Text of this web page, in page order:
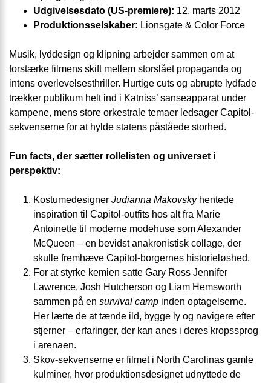
Udgivelsesdato (US-premiere): 12. marts 2012
Produktions­selskaber: Lionsgate & Color Force
Musik, lyddesign og klipning arbejder sammen om at
forstærke filmens skift mellem storslået propaganda og
intens overlevelsesthriller. Hurtige cuts og abrupte lydfade
trækker publikum helt ind i Katniss’ sanseapparat under
kampene, mens store orkestrale temaer ledsager Capitol-
sekvenserne for at hylde statens påståede storhed.
Fun facts, der sætter rollelisten og universet i
perspektiv:
Kostumedesigner Judianna Makovskyhentede
inspiration til Capitol-outfits hos alt fra Marie
Antoinette til moderne modehuse som Alexander
McQueen – en bevidst anakronistisk collage, der
skulle fremhæve Capitol-borgernes historieløshed.
For at styrke kemien satte Gary Ross Jennifer
Lawrence, Josh Hutcherson og Liam Hemsworth
sammen på en survival camp inden optagelserne.
Her lærte de at tænde ild, bygge ly og navigere efter
stjerner – erfaringer, der kan anes i deres kropssprog
i arenaen.
Skov-sekvenserne er filmet i North Carolinas gamle
kulminer, hvor produktions­designet udnyttede de